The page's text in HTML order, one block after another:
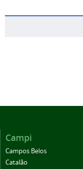
Campi
Campos Belos
Catalão